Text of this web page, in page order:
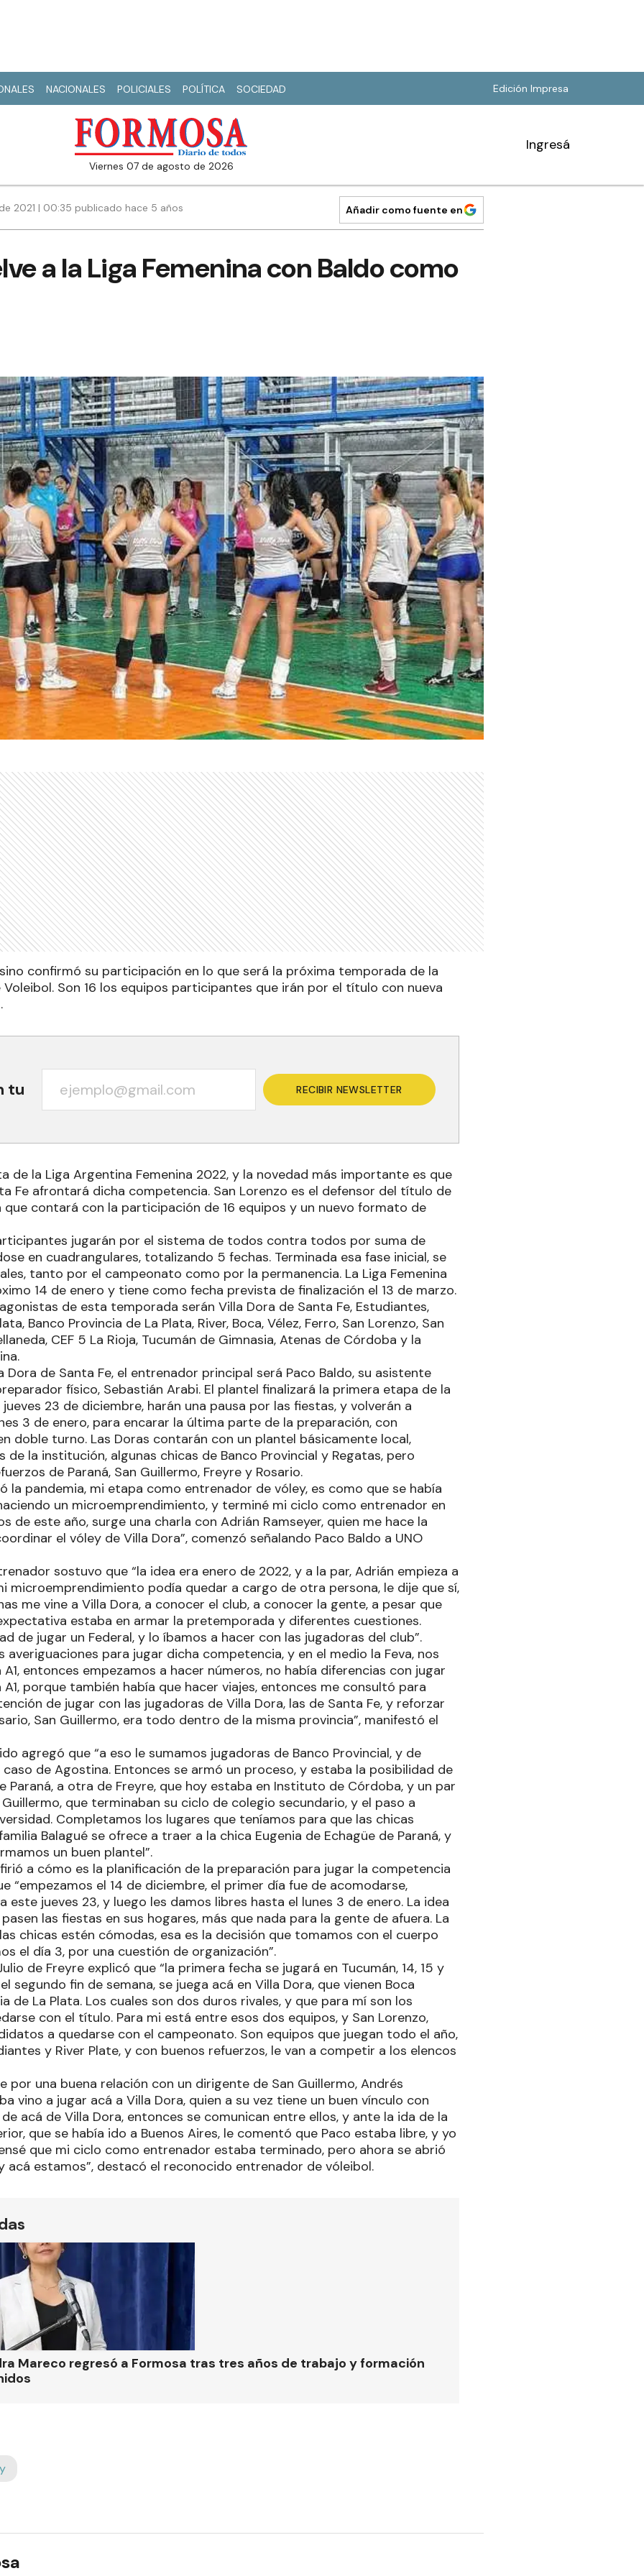
NACIONALES POLICIALES POLÍTICA SOCIEDAD Edición Impresa
viernes 07 de agosto de 2026
Ingresá
2021 | 00:35 publicado hace 5 años Añadir como fuente en
a la Liga Femenina con Baldo como
confirmó su participación en lo que será la próxima temporada de la
Voleibol. Son 16 los equipos participantes que irán por el título con nueva
tu RECIBIR NEWSLETTER
de la Liga Argentina Femenina 2022, y la novedad más importante es que
Fe afrontará dicha competencia. San Lorenzo es el defensor del título de
contará con la participación de 16 equipos y un nuevo formato de
jugarán por el sistema de todos contra todos por suma de
en cuadrangulares, totalizando 5 fechas. Terminada esa fase inicial, se
tanto por el campeonato como por la permanencia. La Liga Femenina
14 de enero y tiene como fecha prevista de finalización el 13 de marzo.
de esta temporada serán Villa Dora de Santa Fe, Estudiantes,
Banco Provincia de La Plata, River, Boca, Vélez, Ferro, San Lorenzo, San
CEF 5 La Rioja, Tucumán de Gimnasia, Atenas de Córdoba y la
Dora de Santa Fe, el entrenador principal será Paco Baldo, su asistente
físico, Sebastián Arabi. El plantel finalizará la primera etapa de la
23 de diciembre, harán una pausa por las fiestas, y volverán a
3 de enero, para encarar la última parte de la preparación, con
doble turno. Las Doras contarán con un plantel básicamente local,
de la institución, algunas chicas de Banco Provincial y Regatas, pero
de Paraná, San Guillermo, Freyre y Rosario.
la pandemia, mi etapa como entrenador de vóley, es como que se había
un microemprendimiento, y terminé mi ciclo como entrenador en
de este año, surge una charla con Adrián Ramseyer, quien me hace la
el vóley de Villa Dora”, comenzó señalando Paco Baldo a UNO
sostuvo que “la idea era enero de 2022, y a la par, Adrián empieza a
microemprendimiento podía quedar a cargo de otra persona, le dije que sí,
me vine a Villa Dora, a conocer el club, a conocer la gente, a pesar que
estaba en armar la pretemporada y diferentes cuestiones.
de jugar un Federal, y lo íbamos a hacer con las jugadoras del club”.
averiguaciones para jugar dicha competencia, y en el medio la Feva, nos
entonces empezamos a hacer números, no había diferencias con jugar
A1, porque también había que hacer viajes, entonces me consultó para
de jugar con las jugadoras de Villa Dora, las de Santa Fe, y reforzar
San Guillermo, era todo dentro de la misma provincia”, manifestó el
agregó que “a eso le sumamos jugadoras de Banco Provincial, y de
caso de Agostina. Entonces se armó un proceso, y estaba la posibilidad de
Paraná, a otra de Freyre, que hoy estaba en Instituto de Córdoba, y un par
que terminaban su ciclo de colegio secundario, y el paso a
Completamos los lugares que teníamos para que las chicas
Balagué se ofrece a traer a la chica Eugenia de Echagüe de Paraná, y
un buen plantel”.
a cómo es la planificación de la preparación para jugar la competencia
“empezamos el 14 de diciembre, el primer día fue de acomodarse,
este jueves 23, y luego les damos libres hasta el lunes 3 de enero. La idea
las fiestas en sus hogares, más que nada para la gente de afuera. La
chicas estén cómodas, esa es la decisión que tomamos con el cuerpo
el día 3, por una cuestión de organización”.
de Freyre explicó que “la primera fecha se jugará en Tucumán, 14, 15 y
segundo fin de semana, se juega acá en Villa Dora, que vienen Boca
de La Plata. Los cuales son dos duros rivales, y que para mí son los
con el título. Para mi está entre esos dos equipos, y San Lorenzo,
a quedarse con el campeonato. Son equipos que juegan todo el año,
y River Plate, y con buenos refuerzos, le van a competir a los elencos
por una buena relación con un dirigente de San Guillermo, Andrés
vino a jugar acá a Villa Dora, quien a su vez tiene un buen vínculo con
acá de Villa Dora, entonces se comunican entre ellos, y ante la ida de la
que se había ido a Buenos Aires, le comentó que Paco estaba libre, y yo
que mi ciclo como entrenador estaba terminado, pero ahora se abrió
acá estamos”, destacó el reconocido entrenador de vóleibol.
Mareco regresó a Formosa tras tres años de trabajo y formación